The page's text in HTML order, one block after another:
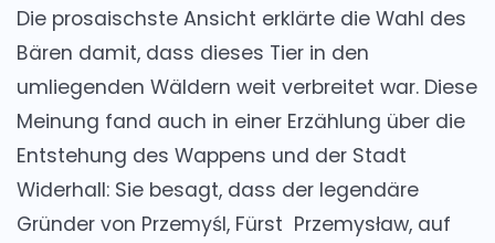
Die prosaischste Ansicht erklärte die Wahl des
Bären damit, dass dieses Tier in den
umliegenden Wäldern weit verbreitet war. Diese
Meinung fand auch in einer Erzählung über die
Entstehung des Wappens und der Stadt
Widerhall: Sie besagt, dass der legendäre
Gründer von Przemyśl, Fürst Przemysław, auf